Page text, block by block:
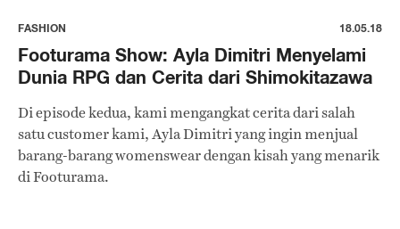
FASHION 18.05.18
Footurama Show: Ayla Dimitri Menyelami
Dunia RPG dan Cerita dari Shimokitazawa
Di episode kedua, kami mengangkat cerita dari salah
satu customer kami, Ayla Dimitri yang ingin menjual
barang-barang womenswear dengan kisah yang menarik
di Footurama.